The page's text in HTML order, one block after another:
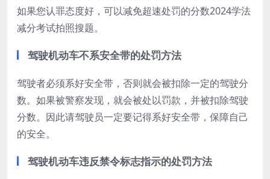
如果您认罪态度好，可以减免超速处罚的分数2024学法
减分考试拍照搜题。
驾驶机动车不系安全带的处罚方法
驾驶者必须系好安全带，否则就会被扣除一定的驾驶分
数。如果被警察发现，就会被处以罚款，并被扣除驾驶
分数。因此请驾驶员一定要记得系好安全带，保障自己
的安全。
驾驶机动车违反禁令标志指示的处罚方法